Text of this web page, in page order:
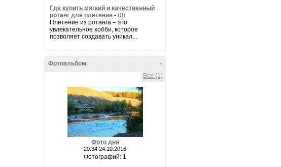
Где купить мягкий и качественный
ротанг для плетения - (0)
Плетение из ротанга – это
увлекательное хобби, которое
позволяет создавать уникал...
-
Фотоальбом
Все (1)
Фото дня
20:34 24.10.2016
Фотографий: 1